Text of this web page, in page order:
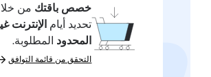
خصص باقتكمن خلال
تحديد أيامالإنترنت غير
المحدودالمطلوبة.
التحقق من قائمة التوافق